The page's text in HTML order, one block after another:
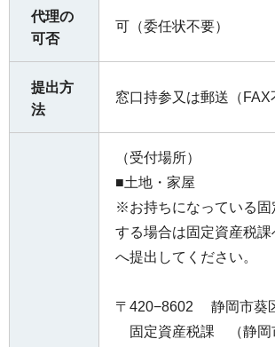
代理の
可否
可（委任状不要）
提出方
法
窓口持参又は郵送（FAX
（受付場所）
■土地・家屋
※お持ちになっている固
する場合は固定資産税
へ提出してください。
〒420−8602 静岡市葵
固定資産税課 （静岡